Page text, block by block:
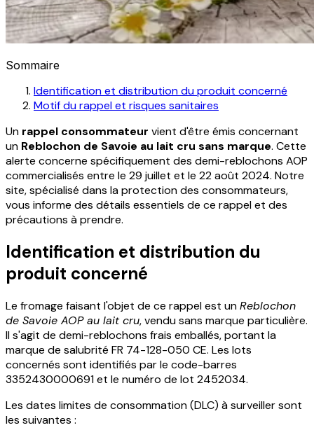
Sommaire
Identification et distribution du produit concerné
Motif du rappel et risques sanitaires
Un rappel consommateur vient d'être émis concernant
un Reblochon de Savoie au lait cru sans marque. Cette
alerte concerne spécifiquement des demi-reblochons AOP
commercialisés entre le 29 juillet et le 22 août 2024. Notre
site, spécialisé dans la protection des consommateurs,
vous informe des détails essentiels de ce rappel et des
précautions à prendre.
Identification et distribution du
produit concerné
Le fromage faisant l'objet de ce rappel est unReblochon
de Savoie AOP au lait cru, vendu sans marque particulière.
Il s'agit de demi-reblochons frais emballés, portant la
marque de salubrité FR 74-128-050 CE. Les lots
concernés sont identifiés par le code-barres
3352430000691 et le numéro de lot 2452034.
Les dates limites de consommation (DLC) à surveiller sont
les suivantes :